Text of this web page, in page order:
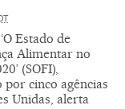
Estado de
Alimentar no
(SOFI),
por cinco agências
Unidas, alerta